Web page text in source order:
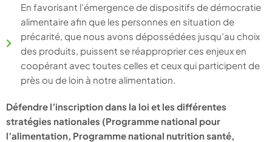
En favorisant l’émergence de dispositifs de démocratie
alimentaire afin que les personnes en situation de
précarité, que nous avons dépossédées jusqu’au choix
des produits, puissent se réapproprier ces enjeux en
coopérant avec toutes celles et ceux qui participent de
près ou de loin à notre alimentation.
Défendre l’inscription dans la loi et les différentes
stratégies nationales (Programme national pour
l’alimentation, Programme national nutrition santé,